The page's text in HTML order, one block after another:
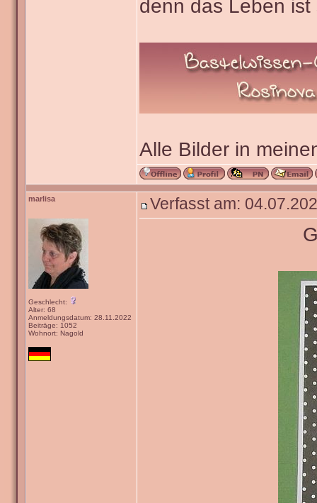
denn das Leben
Alle Bilder in
marlisa
Geschlecht:
Alter: 68
Anmeldungsdatum: 28.11.2022
Beiträge: 1052
Wohnort: Nagold
Verfasst am: